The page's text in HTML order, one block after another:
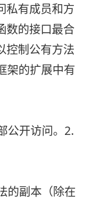
私有成员和方
数的接口最合
控制公有方法
架的扩展中有
公开访问。2.
的副本（除在